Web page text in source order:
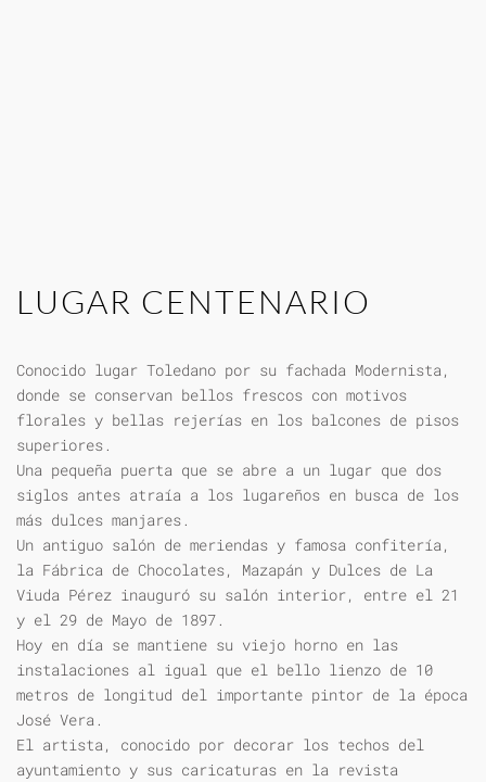
LUGAR CENTENARIO
Conocido lugar Toledano por su fachada Modernista,
donde se conservan bellos frescos con motivos
florales y bellas rejerías en los balcones de pisos
superiores.
Una pequeña puerta que se abre a un lugar que dos
siglos antes atraía a los lugareños en busca de los
más dulces manjares.
Un antiguo salón de meriendas y famosa confitería,
la Fábrica de Chocolates, Mazapán y Dulces de La
Viuda Pérez inauguró su salón interior, entre el 21
y el 29 de Mayo de 1897.
Hoy en día se mantiene su viejo horno en las
instalaciones al igual que el bello lienzo de 10
metros de longitud del importante pintor de la época
José Vera.
El artista, conocido por decorar los techos del
ayuntamiento y sus caricaturas en la revista